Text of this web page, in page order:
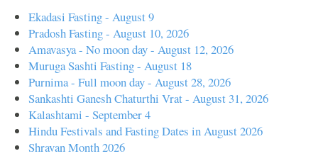
Ekadasi Fasting - August 9
Pradosh Fasting - August 10, 2026
Amavasya - No moon day - August 12, 2026
Muruga Sashti Fasting - August 18
Purnima - Full moon day - August 28, 2026
Sankashti Ganesh Chaturthi Vrat - August 31, 2026
Kalashtami - September 4
Hindu Festivals and Fasting Dates in August 2026
Shravan Month 2026